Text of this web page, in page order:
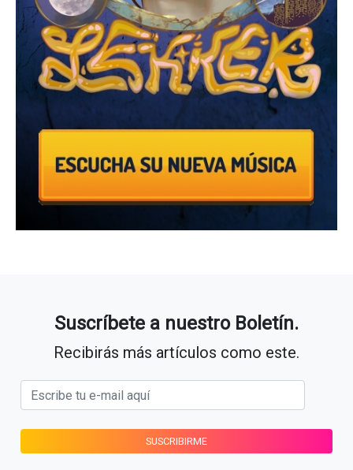
Suscríbete a nuestro Boletín.
Recibirás más artículos como este.